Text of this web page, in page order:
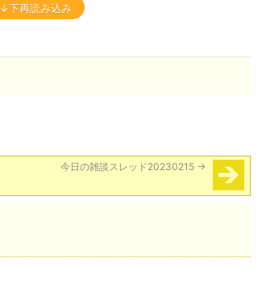
↓下再読み込み
今日の雑談スレッド20230215 →